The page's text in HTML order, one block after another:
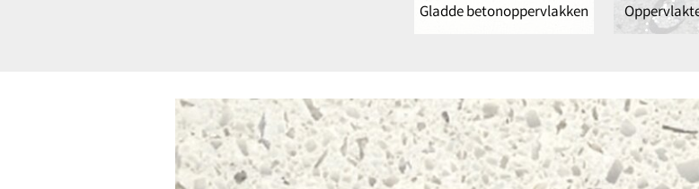
Gladde betonoppervlakken